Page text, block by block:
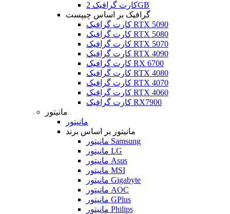
کارت گرافیک 2GB
گرافیک بر اساس چیپست
کارت گرافیک RTX 5090
کارت گرافیک RTX 5080
کارت گرافیک RTX 5070
کارت گرافیک RTX 4090
کارت گرافیک RX 6700
کارت گرافیک RTX 4080
کارت گرافیک RTX 4070
کارت گرافیک RTX 4060
کارت گرافیک RX7900
مانیتور
مانیتور
مانیتور بر اساس برند
مانیتور Samsung
مانیتور LG
مانیتور Asus
مانیتور MSI
مانیتور Gigabyte
مانیتور AOC
مانیتور GPlus
مانیتور Philips